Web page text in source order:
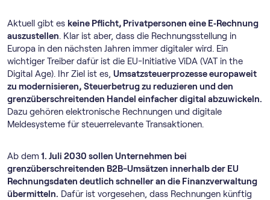
Aktuell gibt es keine Pflicht, Privatpersonen eine E‑Rechnung
auszustellen. Klar ist aber, dass die Rechnungsstellung in
Europa in den nächsten Jahren immer digitaler wird. Ein
wichtiger Treiber dafür ist die EU-Initiative ViDA (VAT in the
Digital Age). Ihr Ziel ist es, Umsatzsteuerprozesse europaweit
zu modernisieren, Steuerbetrug zu reduzieren und den
grenzüberschreitenden Handel einfacher digital abzuwickeln.
Dazu gehören elektronische Rechnungen und digitale
Meldesysteme für steuerrelevante Transaktionen.
Ab dem 1. Juli 2030 sollen Unternehmen bei
grenzüberschreitenden B2B-Umsätzen innerhalb der EU
Rechnungsdaten deutlich schneller an die Finanzverwaltung
übermitteln. Dafür ist vorgesehen, dass Rechnungen künftig